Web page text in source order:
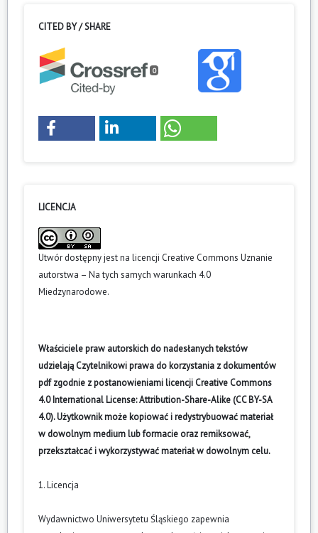
CITED BY / SHARE
0
LICENCJA
Utwór dostępny jest na licencji Creative Commons Uznanie
autorstwa – Na tych samych warunkach 4.0
Miedzynarodowe.
Właściciele praw autorskich do nadesłanych tekstów
udzielają Czytelnikowi prawa do korzystania z dokumentów
pdf zgodnie z postanowieniami licencji Creative Commons
4.0 International License: Attribution-Share-Alike (CC BY-SA
4.0). Użytkownik może kopiować i redystrybuować materiał
w dowolnym medium lub formacie oraz remiksować,
przekształcać i wykorzystywać materiał w dowolnym celu.
1. Licencja
Wydawnictwo Uniwersytetu Śląskiego zapewnia